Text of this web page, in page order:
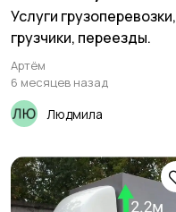
Услуги грузоперевозки,
грузчики, переезды.
Артём
6 месяцев назад
Людмила